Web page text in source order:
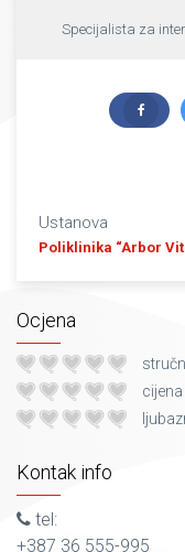
Specijalista za
Ustanova
Poliklinika “Arbor
Ocjena
cijena
Kontak info
tel:
+387 36 555-995